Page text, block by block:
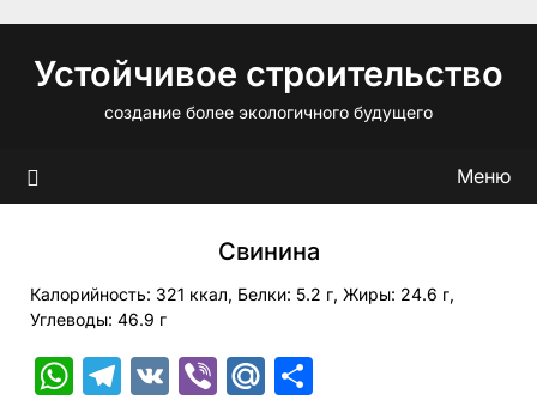
содержимому
Устойчивое строительство
создание более экологичного будущего
Меню
Свинина
Калорийность: 321 ккал, Белки: 5.2 г, Жиры: 24.6 г,
Углеводы: 46.9 г
WhatsApp
Telegram
VK ViberMail.Ru